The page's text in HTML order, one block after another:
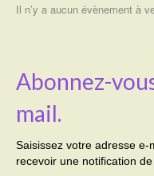
Il n’y a aucun évènement à
Abonnez-
mail.
Saisissez votre adresse
recevoir une notification